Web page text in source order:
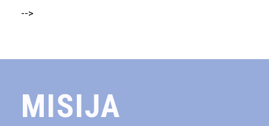
-->
MISIJA